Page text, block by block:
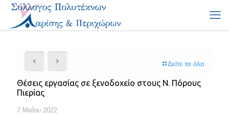
Δείτε τα όλα
Θέσεις εργασίας σε ξενοδοχείο στους Ν. Πόρους
Πιερίας
7 Μαΐου 2022